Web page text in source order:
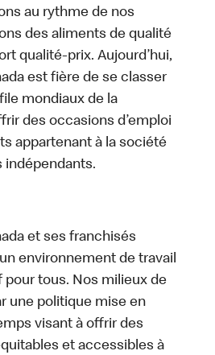
au rythme de nos
des aliments de qualité
qualité-prix. Aujourd’hui,
est fière de se classer
mondiaux de la
des occasions d’emploi
appartenant à la société
indépendants.
et ses franchisés
environnement de travail
tous. Nos milieux de
une politique mise en
visant à offrir des
et accessibles à